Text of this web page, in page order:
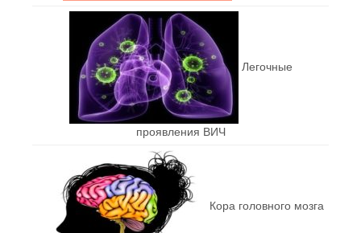
Легочные
проявления ВИЧ
Кора головного мозга